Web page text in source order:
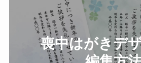
喪中はがきデ